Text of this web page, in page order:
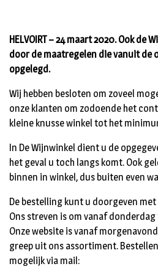
HELVOIRT – 24 maart 2020. Ook
door de maatregelen die vanuit de
opgelegd.
Wij hebben besloten om zoveel
onze klanten om zodoende het
kleine knusse winkel tot het
In De Wijnwinkel dient u de
het geval u toch langs komt. Ook
binnen in winkel, dus buiten even
De bestelling kunt u doorgeven
Ons streven is om vanaf
Onze website is vanaf
greep uit ons assortiment.
mogelijk via mail: